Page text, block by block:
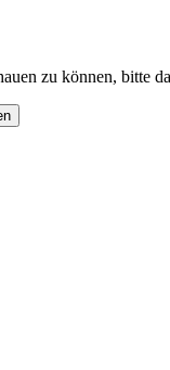
zu können, bitte